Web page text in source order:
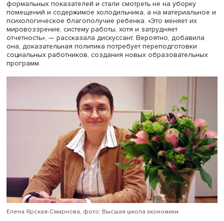
Дискуссант, заведующаяМеждународной
исследований социальной интеграцииВШЭЕлена
Смирнова, назвала идею доказательной социальной
политики привлекательной. Она напомнила, что в
годы возник значительный кластер негосударственных
поставщиков социальных услуг, что вызвало
социальная политика становится чашей Грааля, неким
идеальным образом политики, строящейся на основе
объективных доказательств по контрасту с политикой,
основанной на идеологии, ценностях, здравом смысле
интуиции», — образно прокомментировала Ярская-
Однако, отметила она, не все поддается
возникают вопросы к источникам, качеству и объему
необходимых для принятия решений.
При формировании доказательной СП возникает
должны ли ученые выполнять заказы государства на
получение фактов и знаний или им следует
линию на независимость исследований. Ярская-
привела пример внедрения доказательной социальной